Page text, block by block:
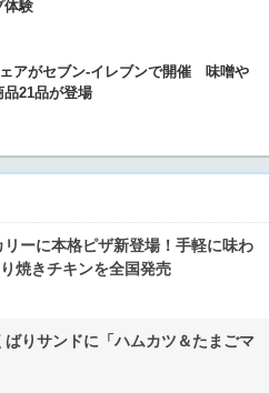
体験
アがセブン-イレブンで開催 味噌や
21品が登場
ーに本格ピザ新登場！手軽に味わ
焼きチキンを全国発売
ばりサンドに「ハムカツ＆たまごマ